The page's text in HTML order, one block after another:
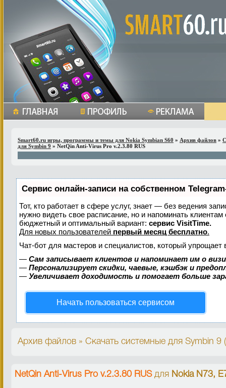
Smart60.ru игры, программы и темы для Nokia Symbian S60 » Архив файлов »
для Symbin 9 » NetQin Anti-Virus Pro v.2.3.80 RUS
Сервис онлайн-записи на собственном
Тот, кто работает в сфере услуг, знает — без ведения
нужно видеть свое расписание, но и напоминать
бюджетный и оптимальный вариант: сервис VisitTime.
Для новых пользователей первый месяц бесплатно.
Чат-бот для мастеров и специалистов, который упрощает
— Сам записывает клиентов и напоминает им о
— Персонализирует скидки, чаевые, кэшбэк и
— Увеличивает доходимость и помогает больше
Начать пользоваться сервисом
Архив файлов » Скачать системные для Symbin 9
NetQin Anti-Virus Pro v.2.3.80 RUSдля Nokia N73,